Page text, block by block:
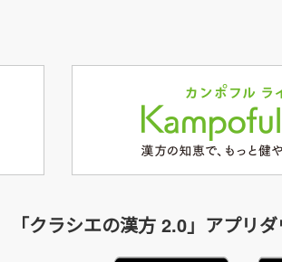
「クラシエの漢方 2.0」アプリ